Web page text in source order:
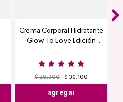
Crema Corporal Hidratante
Glow To Love Edición
$ 38.000 $ 36.100
agregar